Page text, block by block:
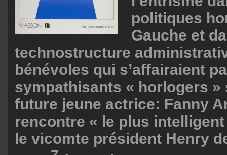
politiques
Gauche et
technostructure
bénévoles qui s’affairaient
sympathisants « horlogers »
future jeune actrice: Fanny
rencontre « le plus intelligent
le vicomte président Henry